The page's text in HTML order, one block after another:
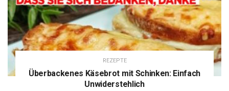
REZEPTE
Überbackenes Käsebrot mit Schinken: Einfach
Unwiderstehlich